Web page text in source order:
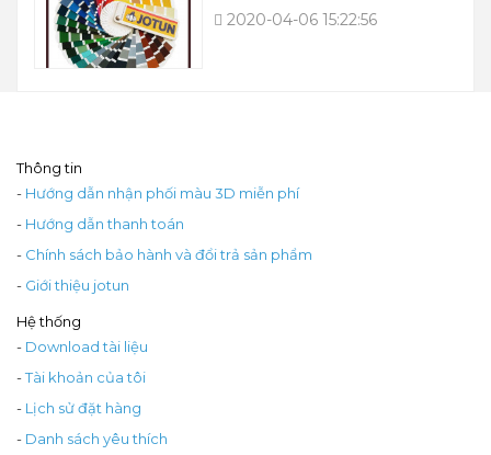
2020-04-06 15:22:56
Thông tin
- Hướng dẫn nhận phối màu 3D miễn phí
- Hướng dẫn thanh toán
- Chính sách bảo hành và đổi trả sản phẩm
- Giới thiệu jotun
Hệ thống
- Download tài liệu
-Tài khoản của tôi
- Lịch sử đặt hàng
- Danh sách yêu thích